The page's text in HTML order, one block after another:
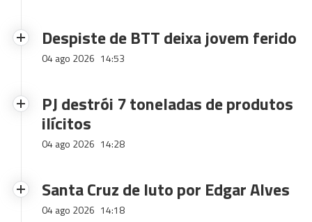
Despiste de BTT deixa jovem ferido
04 ago 2026 14:53
PJ destrói 7 toneladas de produtos
ilícitos
04 ago 2026 14:28
Santa Cruz de luto por Edgar Alves
04 ago 2026 14:18